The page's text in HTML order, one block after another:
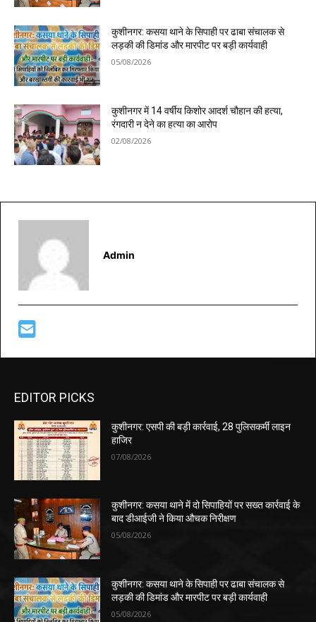
कुशीनगर: कसया थाने के सिपाही पर ढाबा संचालक से
लड़की की डिमांड और मारपीट पर बड़ी कार्यवाही
05/08/2026
कुशीनगर में 14 वर्षीय किशोर आदर्श चौहान की हत्या,
रंगदारी न देने का हत्या का आरोप
02/08/2026
Admin
EDITOR PICKS
कुशीनगर: एसपी की बड़ी कार्रवाई, 28 पुलिसकर्मी लाइन
हाजिर
07/08/2026
कुशीनगर: कसया थाने में दो सिपाहियों पर सख्त कार्रवाई के
बाद डीआईजी ने किया औचक निरीक्षण
05/08/2026
कुशीनगर: कसया थाने के सिपाही पर ढाबा संचालक से
लड़की की डिमांड और मारपीट पर बड़ी कार्यवाही
05/08/2026